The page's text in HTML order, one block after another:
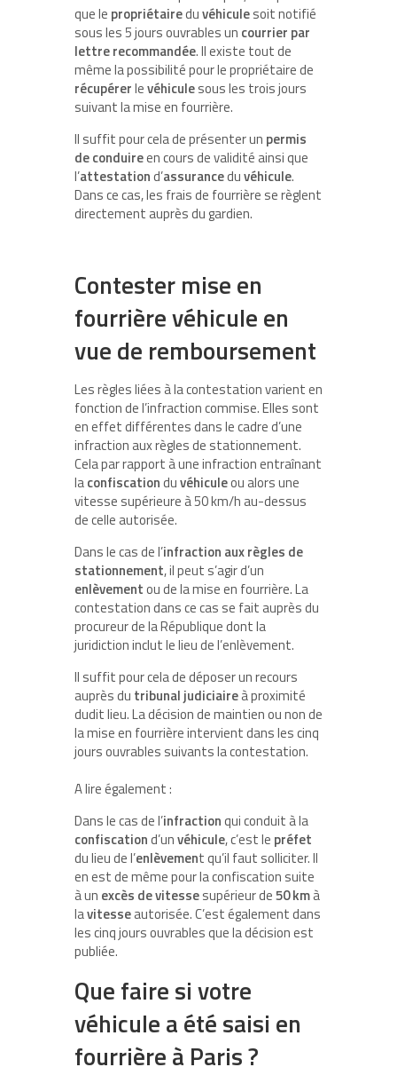
que le propriétaireduvéhiculesoit notifié
sous les 5 jours ouvrables un courrier par
lettrerecommandée. Il existe tout de
même la possibilité pour le propriétaire de
récupérerlevéhiculesous les trois jours
suivant la mise en fourrière.
Il suffit pour cela de présenter un permis
deconduireen cours de validité ainsi que
l’attestationd’assuranceduvéhicule.
Dans ce cas, les frais de fourrière se règlent
directement auprès du gardien.
Contester mise en
fourrière véhicule en
vue de remboursement
Les règles liées à la contestation varient en
fonction de l’infraction commise. Elles sont
en effet différentes dans le cadre d’une
infraction aux règles de stationnement.
Cela par rapport à une infraction entraînant
laconfiscationduvéhiculeou alors une
vitesse supérieure à 50 km/h au-dessus
de celle autorisée.
Dans le cas de l’infraction auxrègles de
stationnement, il peut s’agir d’un
enlèvementou de la mise en fourrière. La
contestation dans ce cas se fait auprès du
procureur de la République dont la
juridiction inclut le lieu de l’enlèvement.
Il suffit pour cela de déposer un recours
auprès du tribunal judiciaireà proximité
dudit lieu. La décision de maintien ou non de
la mise en fourrière intervient dans les cinq
jours ouvrables suivants la contestation.
A lire également :
Dans le cas de l’infractionqui conduit à la
confiscationd’unvéhicule, c’est le préfet
du lieu de l’enlèvement qu’il faut solliciter. Il
en est de même pour la confiscation suite
à un excès devitessesupérieur de50kmà
lavitesseautorisée. C’est également dans
les cinq jours ouvrables que la décision est
publiée.
Que faire si votre
véhicule a été saisi en
fourrière à Paris ?